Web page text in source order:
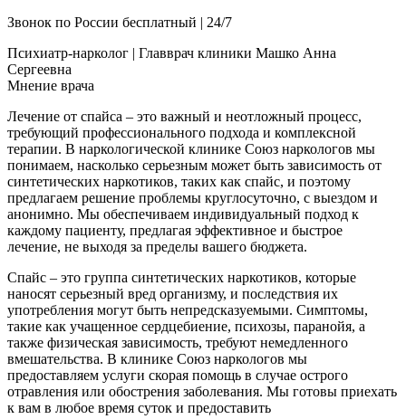
Звонок по России бесплатный | 24/7
Психиатр-нарколог | Главврач клиники Машко Анна
Сергеевна
Мнение врача
Лечение от спайса – это важный и неотложный процесс,
требующий профессионального подхода и комплексной
терапии. В наркологической клинике Союз наркологов мы
понимаем, насколько серьезным может быть зависимость от
синтетических наркотиков, таких как спайс, и поэтому
предлагаем решение проблемы круглосуточно, с выездом и
анонимно. Мы обеспечиваем индивидуальный подход к
каждому пациенту, предлагая эффективное и быстрое
лечение, не выходя за пределы вашего бюджета.
Спайс – это группа синтетических наркотиков, которые
наносят серьезный вред организму, и последствия их
употребления могут быть непредсказуемыми. Симптомы,
такие как учащенное сердцебиение, психозы, паранойя, а
также физическая зависимость, требуют немедленного
вмешательства. В клинике Союз наркологов мы
предоставляем услуги скорая помощь в случае острого
отравления или обострения заболевания. Мы готовы приехать
к вам в любое время суток и предоставить